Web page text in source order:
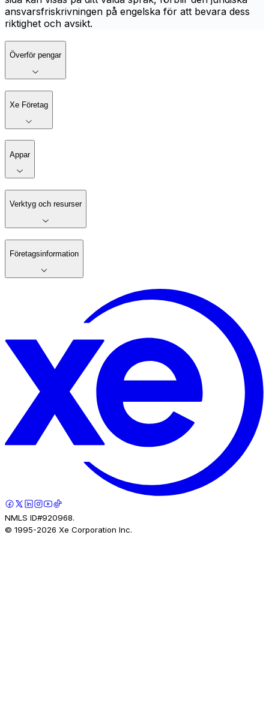
ansvarsfriskrivningen på engelska för att bevara dess
riktighet och avsikt.
Överför pengar
Xe Företag
Appar
Verktyg och resurser
Företagsinformation
NMLS ID#920968.
© 1995-2026 Xe Corporation Inc.